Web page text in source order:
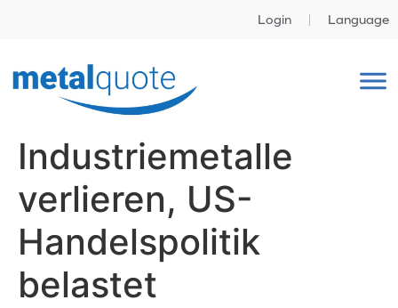
Login Language
Industriemetalle
verlieren, US-
Handelspolitik
belastet